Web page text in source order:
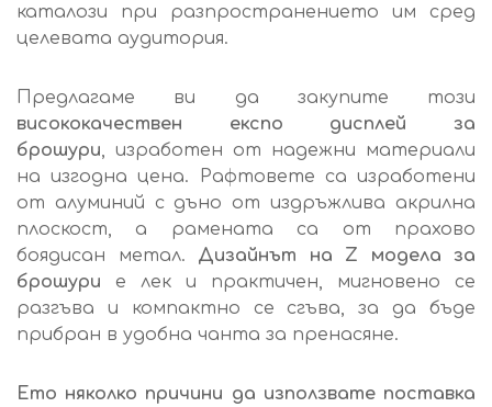
каталози при разпространението им сред
целевата аудитория.
Предлагаме ви да закупите този
висококачествен експо дисплей за
брошури , изработен от надежни материали
на изгодна цена. Рафтовете са изработени
от алуминий с дъно от издръжлива акрилна
плоскост, а рамената са от прахово
боядисан метал. Дизайнът на Z модела за
брошури е лек и практичен, мигновено се
разгъва и компактно се сгъва, за да бъде
прибран в удобна чанта за пренасяне.
Ето няколко причини да използвате поставка